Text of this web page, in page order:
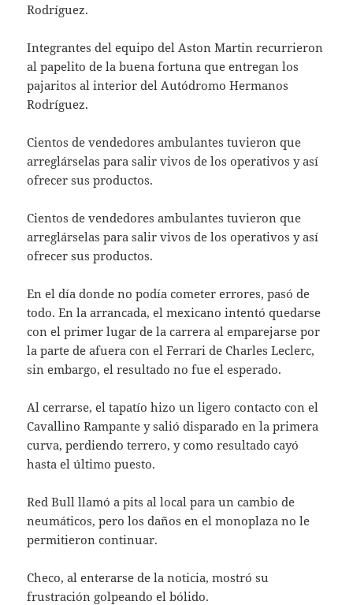
Rodríguez.
Integrantes del equipo del Aston Martin recurrieron
al papelito de la buena fortuna que entregan los
pajaritos al interior del Autódromo Hermanos
Rodríguez.
Cientos de vendedores ambulantes tuvieron que
arreglárselas para salir vivos de los operativos y así
ofrecer sus productos.
Cientos de vendedores ambulantes tuvieron que
arreglárselas para salir vivos de los operativos y así
ofrecer sus productos.
En el día donde no podía cometer errores, pasó de
todo. En la arrancada, el mexicano intentó quedarse
con el primer lugar de la carrera al emparejarse por
la parte de afuera con el Ferrari de Charles Leclerc,
sin embargo, el resultado no fue el esperado.
Al cerrarse, el tapatío hizo un ligero contacto con el
Cavallino Rampante y salió disparado en la primera
curva, perdiendo terrero, y como resultado cayó
hasta el último puesto.
Red Bull llamó a pits al local para un cambio de
neumáticos, pero los daños en el monoplaza no le
permitieron continuar.
Checo, al enterarse de la noticia, mostró su
frustración golpeando el bólido.